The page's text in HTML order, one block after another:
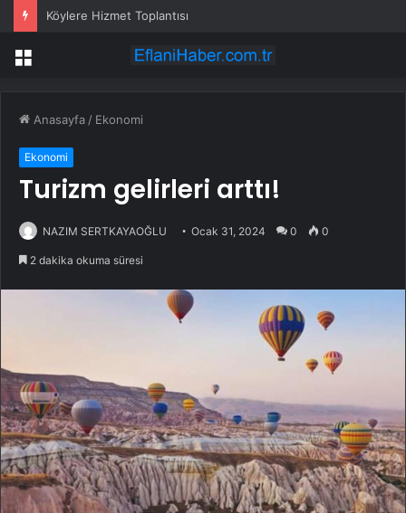
Köylere Hizmet Toplantısı
Menü
Anasayfa / Ekonomi
Ekonomi
Turizm gelirleri arttı!
NAZIM SERTKAYAOĞLU Ocak 31, 2024 0 0
2 dakika okuma süresi